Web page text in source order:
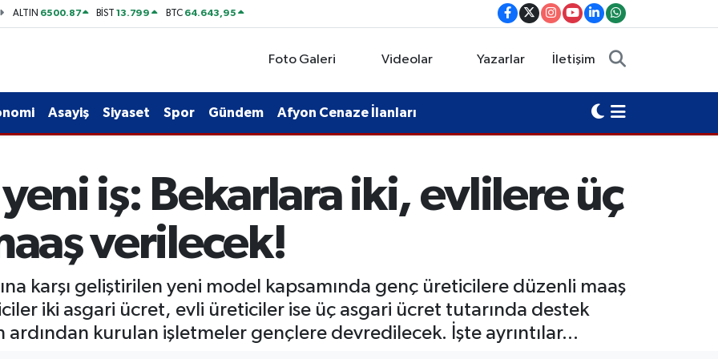
ALTIN 6500.87 BİST13.799 BTC 64.643,95
Foto Galeri Videolar Yazarlar İletişim
Asayiş Siyaset Spor Gündem Afyon Cenaze İlanları
iş: Bekarlara iki, evlilere üç
verilecek!
karşı geliştirilen yeni model kapsamında genç üreticilere düzenli maaş
iki asgari ücret, evli üreticiler ise üç asgari ücret tutarında destek
ardından kurulan işletmeler gençlere devredilecek. İşte ayrıntılar...